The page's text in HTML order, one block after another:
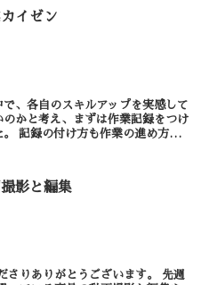
イゼン
、各自のスキルアップを実感して
かと考え、まずは作業記録をつけ
め方
影と編集
ありがとうございます。 先週